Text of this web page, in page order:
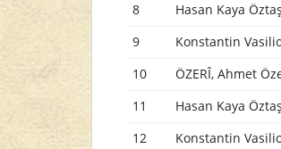
8 Hasan Kaya Öztaş
9 Konstantin
10 ÖZERÎ, Ahmet
11 Hasan Kaya Öztaş
12 Konstantin